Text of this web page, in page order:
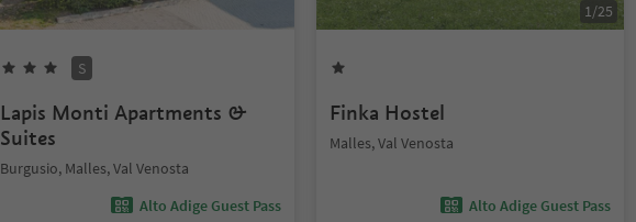
S
Lapis Monti Apartments &
Suites
Burgusio, Malles, Val Venosta
Alto Adige Guest Pass
1/25
Finka Hostel
Malles, Val Venosta
Alto Adige Guest Pass